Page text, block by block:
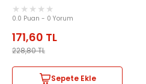
Kablosu
0.0 Puan - 0 Yorum
171,60 TL
228,80TL
Sepete Ekle